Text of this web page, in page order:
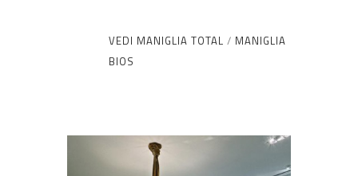
VEDI MANIGLIA TOTAL / MANIGLIA
BIOS